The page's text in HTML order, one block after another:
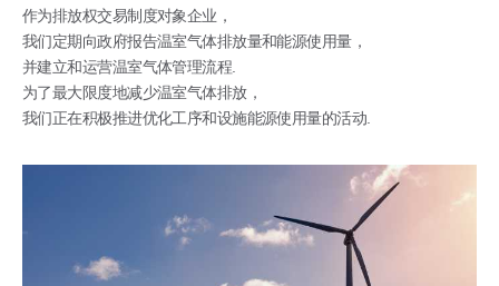
作为排放权交易制度对象企业，
我们定期向政府报告温室气体排放量和能源使用量，
并建立和运营温室气体管理流程.
为了最大限度地减少温室气体排放，
我们正在积极推进优化工序和设施能源使用量的活动.